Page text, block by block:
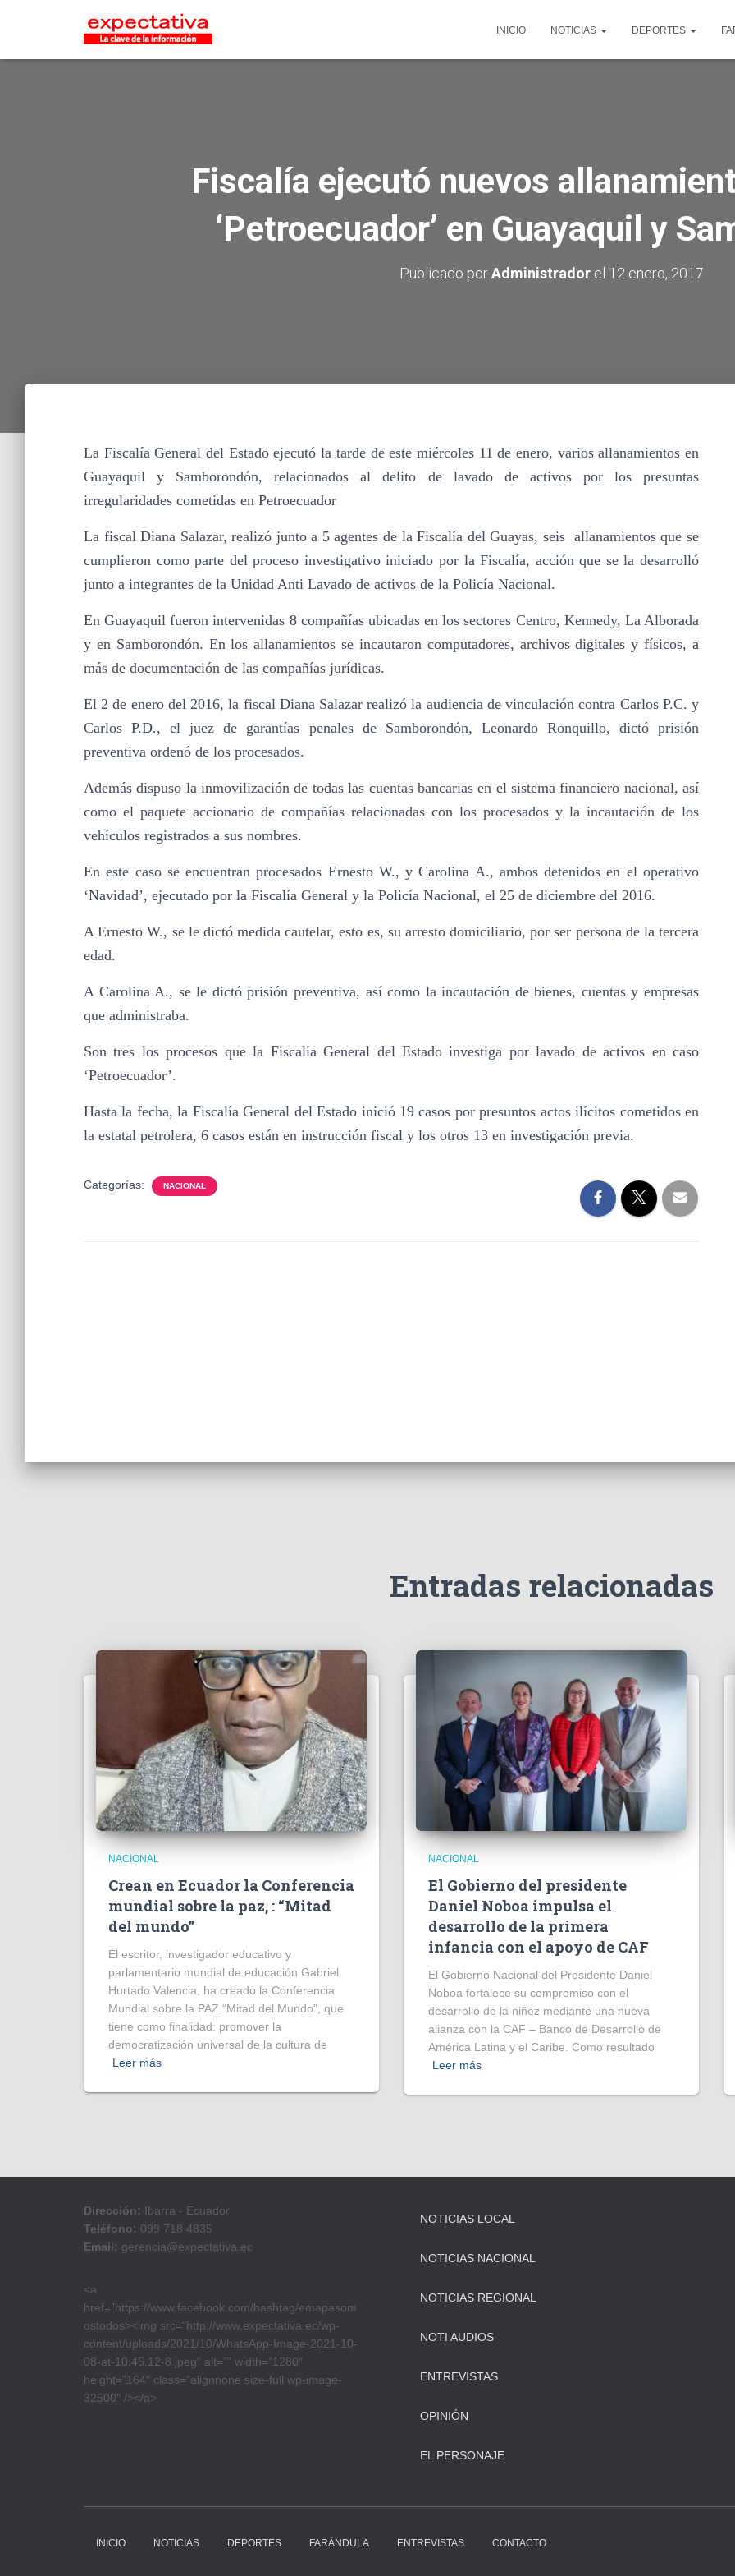
INICIO NOTICIAS DEPORTES
Fiscalía ejecutó nuevos
‘Petroecuador’ en Guayaquil y
Publicado porAdministradorel 12 enero, 2017
La Fiscalía General del Estado ejecutó la tarde de este miércoles 11 de enero, varios allanamientos en
Guayaquil y Samborondón, relacionados al delito de lavado de activos por los presuntas
irregularidades cometidas en Petroecuador
La fiscal Diana Salazar, realizó junto a 5 agentes de la Fiscalía del Guayas, seis allanamientos que se
cumplieron como parte del proceso investigativo iniciado por la Fiscalía, acción que se la desarrolló
junto a integrantes de la Unidad Anti Lavado de activos de la Policía Nacional.
En Guayaquil fueron intervenidas 8 compañías ubicadas en los sectores Centro, Kennedy, La Alborada
y en Samborondón. En los allanamientos se incautaron computadores, archivos digitales y físicos, a
más de documentación de las compañías jurídicas.
El 2 de enero del 2016, la fiscal Diana Salazar realizó la audiencia de vinculación contra Carlos P.C. y
Carlos P.D., el juez de garantías penales de Samborondón, Leonardo Ronquillo, dictó prisión
preventiva ordenó de los procesados.
Además dispuso la inmovilización de todas las cuentas bancarias en el sistema financiero nacional, así
como el paquete accionario de compañías relacionadas con los procesados y la incautación de los
vehículos registrados a sus nombres.
En este caso se encuentran procesados Ernesto W., y Carolina A., ambos detenidos en el operativo
‘Navidad’, ejecutado por la Fiscalía General y la Policía Nacional, el 25 de diciembre del 2016.
A Ernesto W., se le dictó medida cautelar, esto es, su arresto domiciliario, por ser persona de la tercera
edad.
A Carolina A., se le dictó prisión preventiva, así como la incautación de bienes, cuentas y empresas
que administraba.
Son tres los procesos que la Fiscalía General del Estado investiga por lavado de activos en caso
‘Petroecuador’.
Hasta la fecha, la Fiscalía General del Estado inició 19 casos por presuntos actos ilícitos cometidos en
la estatal petrolera, 6 casos están en instrucción fiscal y los otros 13 en investigación previa.
Categorías: NACIONAL
Entradas relacionadas
NACIONAL
Crean en Ecuador la Conferencia
mundial sobre la paz, : “Mitad
del mundo”
El escritor, investigador educativo y
parlamentario mundial de educación Gabriel
Hurtado Valencia, ha creado la Conferencia
Mundial sobre la PAZ “Mitad del Mundo”, que
tiene como finalidad: promover la
democratización universal de la cultura de
Leer más
NACIONAL
El Gobierno del presidente
Daniel Noboa impulsa el
desarrollo de la primera
infancia con el apoyo de CAF
El Gobierno Nacional del Presidente Daniel
Noboa fortalece su compromiso con el
desarrollo de la niñez mediante una nueva
alianza con la CAF – Banco de Desarrollo de
América Latina y el Caribe. Como resultado
Leer más
Dirección: Ibarra - Ecuador
Teléfono: 099 718 4835
Email: gerencia@expectativa.ec
<a
href=”https://www.facebook.com/hashtag/emapasom
ostodos><img src=”http://www.expectativa.ec/wp-
content/uploads/2021/10/WhatsApp-Image-2021-10-
08-at-10.45.12-8.jpeg” alt=”” width=”1280″
height=”164″ class=”alignnone size-full wp-image-
32500″ /></a>
NOTICIAS LOCAL
NOTICIAS NACIONAL
NOTICIAS REGIONAL
NOTI AUDIOS
ENTREVISTAS
OPINIÓN
EL PERSONAJE
INICIO NOTICIAS DEPORTES FARÁNDULA ENTREVISTAS CONTACTO